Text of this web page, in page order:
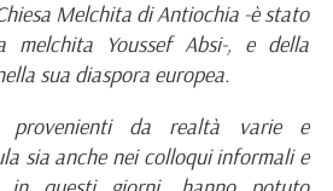
Melchita di Antiochia -è stato
melchita Youssef Absi-, e della
sua diaspora europea.
provenienti da realtà varie e
sia anche nei colloqui informali e